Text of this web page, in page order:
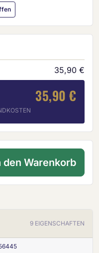
35,90 €
35,90 €
gewünschten
den Warenkorb
9 EIGENSCHAFTEN